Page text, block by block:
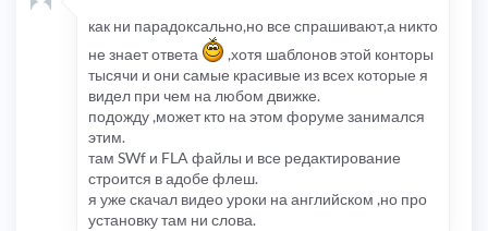
как ни парадоксально,но все спрашивают,а никто
не знает ответа
,хотя шаблонов этой конторы
тысячи и они самые красивые из всех которые я
видел при чем на любом движке.
подожду ,может кто на этом форуме занимался
этим.
там SWf и FLA файлы и все редактирование
строится в адобе флеш.
я уже скачал видео уроки на английском ,но про
установку там ни слова.